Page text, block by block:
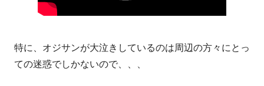
特に、オジサンが大泣きしているのは周辺の方々にとっ
ての迷惑でしかないので、、、